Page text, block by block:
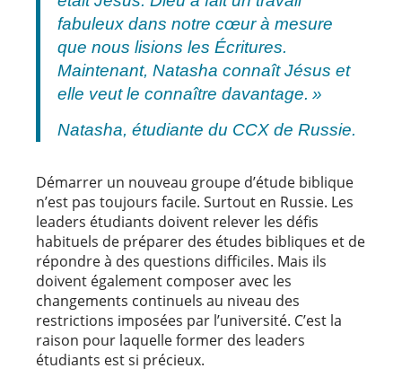
fabuleux dans notre cœur à mesure
que nous lisions les Écritures.
Maintenant, Natasha connaît Jésus et
elle veut le connaître davantage. »
Natasha, étudiante du CCX de Russie.
Démarrer un nouveau groupe d’étude biblique
n’est pas toujours facile. Surtout en Russie. Les
leaders étudiants doivent relever les défis
habituels de préparer des études bibliques et de
répondre à des questions difficiles. Mais ils
doivent également composer avec les
changements continuels au niveau des
restrictions imposées par l’université. C’est la
raison pour laquelle former des leaders
étudiants est si précieux.